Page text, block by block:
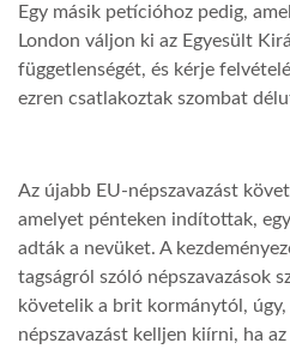
GLOBOTV
AFRIKA TUDÁSTÁR
LINKTR.EE
GLOBOZSARU
Egy másik petícióhoz pedig,
London váljon ki az Egyesült
függetlenségét, és kérje
ezren csatlakoztak szombat
Az újabb EU-népszavazást
amelyet pénteken indítottak,
adták a nevüket. A
tagságról szóló népszavazások
követelik a brit kormánytól,
népszavazást kelljen kiírni, ha